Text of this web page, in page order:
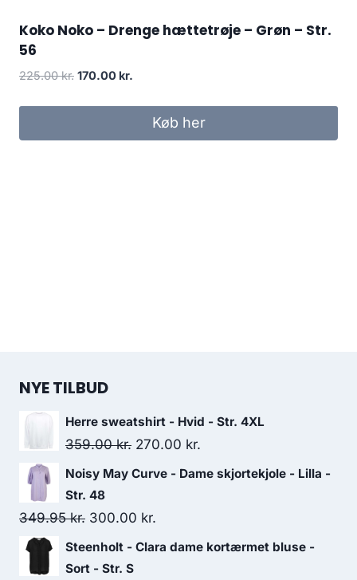
Koko Noko – Drenge hættetrøje – Grøn – Str.
56
225.00kr. Original
170.00 kr.
170.00 kr..
Køb her
NYE TILBUD
Herre sweatshirt - Hvid - Str. 4XL
359.00kr. Original
price
359.00 kr..
270.00 kr.
price
Noisy May Curve - Dame skjortekjole - Lilla -
Str. 48
349.95kr. Original
price
was:
300.00 kr.
price
Steenholt - Clara dame kortærmet bluse -
Sort - Str. S